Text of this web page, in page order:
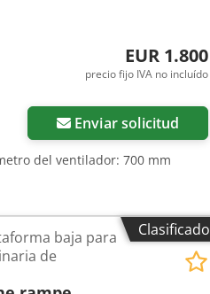
EUR 1.800
precio fijo IVA no incluído
Enviar solicitud
del ventilador: 700 mm
Clasificado
baja para
de